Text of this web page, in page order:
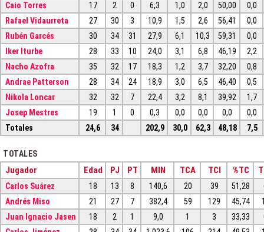
Caio Torres
17 2 0 6,3 1,0 2,0 50,00
0,0
Rafael Vidaurreta
27 30 3 10,9 1,5 2,6 56,41
0,0
Rubén Garcés
30 34 31 27,9 6,1 10,3 59,31
0,0
Iker Iturbe
28 33 10 24,0 3,1 6,8 46,19
2,2
Nacho Azofra
35 32 17 18,3 1,2 3,7 32,20
0,8
Andrae Patterson
28 34 24 18,9 3,0 6,5 46,40
0,5
Nikola Loncar
32 32 7 22,4 3,2 8,1 39,92
1,7
Josep Mestres
19 1 0 0,3 0,0 0,0 0,0
0,0
Totales
24,6 34 202,9 30,0 62,3 48,18 7,5
TOTALES
Jugador Edad PJ PT MIN TCA TCI %TC
Carlos Suárez 18 13 8 140,6 20 39 51,28
Andrés Miso
21 27 7 382,4 59 129 45,74
Juan Ignacio Jasen
18 2 1 9,0 1 3 33,33